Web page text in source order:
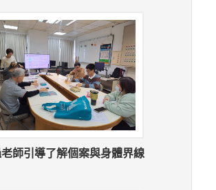
師引導了解個案與身體界線